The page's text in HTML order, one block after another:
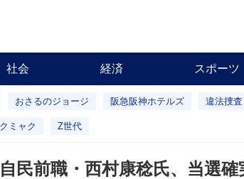
社会 経済 スポーツ
おさるのジョージ 阪急阪神ホテルズ 違法捜査
ミャク Z世代
自民前職・西村康稔氏、当選